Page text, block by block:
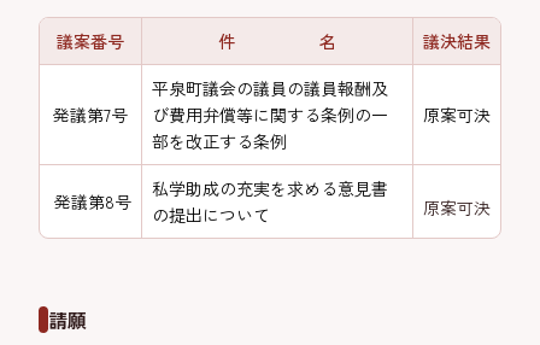
議案番号 件 名 議決結果
発議第7号
平泉町議会の議員の議員報酬及
び費用弁償等に関する条例の一
部を改正する条例
原案可決
発議第8号
私学助成の充実を求める意見書
の提出について
原案可決
請願